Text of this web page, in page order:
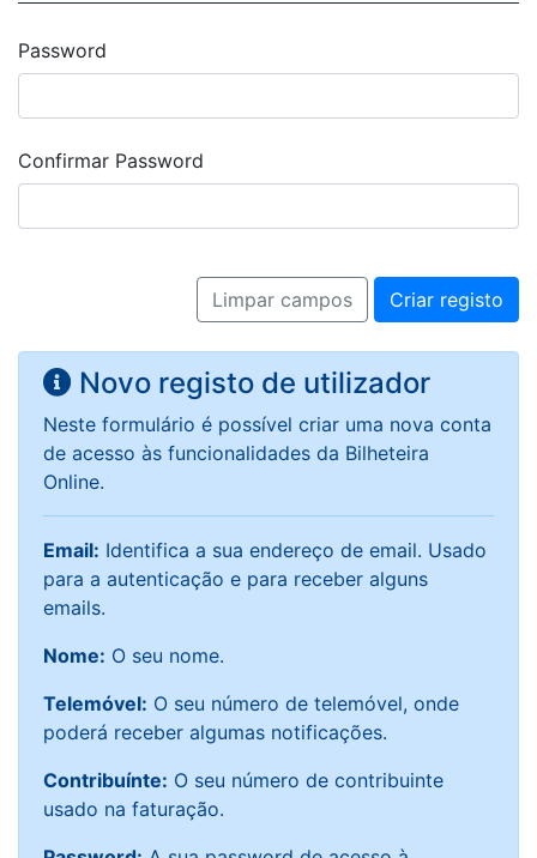
Password
Confirmar Password
Limpar campos Criar registo
Novo registo de utilizador
Neste formulário é possível criar uma nova conta
de acesso às funcionalidades da Bilheteira
Online.
Email: Identifica a sua endereço de email. Usado
para a autenticação e para receber alguns
emails.
Nome: O seu nome.
Telemóvel: O seu número de telemóvel, onde
poderá receber algumas notificações.
Contribuínte: O seu número de contribuinte
usado na faturação.